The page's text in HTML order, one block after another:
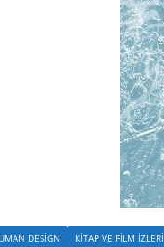
DESIGN KITAP VE FILM İZLERI